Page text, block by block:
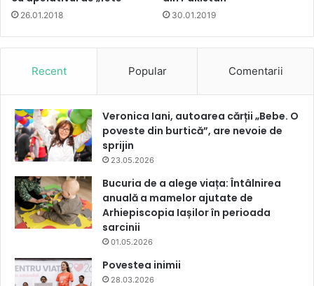
26.01.2018 30.01.2019
Recent Popular Comentarii
Veronica Iani, autoarea cărții „Bebe. O
poveste din burtică”, are nevoie de
sprijin
23.05.2026
Bucuria de a alege viața: Întâlnirea
anuală a mamelor ajutate de
Arhiepiscopia Iașilor în perioada
sarcinii
01.05.2026
Povestea inimii
28.03.2026